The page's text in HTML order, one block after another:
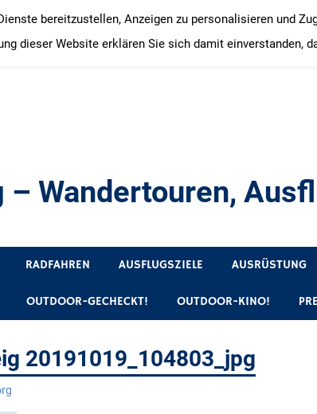
Wandertouren,
RADFAHREN AUSFLUGSZIELE AUSRÜSTUNG
OUTDOOR-GECHECKT! OUTDOOR-KINO!
20191019_104803_jpg
bereitzustellen, Anzeigen zu personalisieren und
dieser Website erklären Sie sich damit einverstanden,